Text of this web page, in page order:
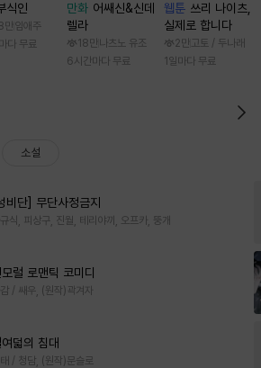
식인
만 임애주
다 무료
만화 어쌔신&신데
렐라
18만 나츠노 유조
6시간마다 무료
웹툰 쓰리 나이츠,
실제로 합니다
2만 고토 / 두나래
1일마다 무료
소설
비단] 무단사정금지
식, 피상구, 진월, 테리야끼, 오프카, 뚱개
모럴 로맨틱 코미디
/ 쌔우, (원작)곽겨자
여덟의 침대
/ 청담, (원작)문슬로